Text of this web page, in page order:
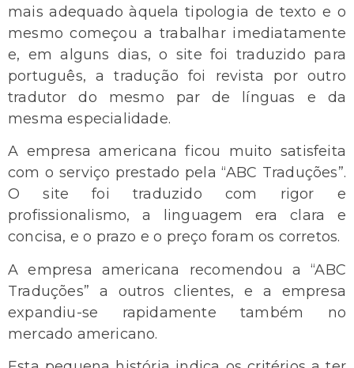
mais adequado àquela tipologia de texto e o
mesmo começou a trabalhar imediatamente
e, em alguns dias, o site foi traduzido para
português, a tradução foi revista por outro
tradutor do mesmo par de línguas e da
mesma especialidade.
A empresa americana ficou muito satisfeita
com o serviço prestado pela “ABC Traduções”.
O site foi traduzido com rigor e
profissionalismo, a linguagem era clara e
concisa, e o prazo e o preço foram os corretos.
A empresa americana recomendou a “ABC
Traduções” a outros clientes, e a empresa
expandiu-se rapidamente também no
mercado americano.